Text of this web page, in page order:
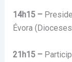
14h15 –
Évora
21h15 –